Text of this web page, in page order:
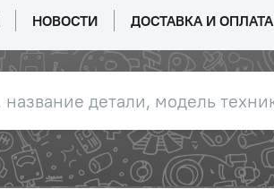
НОВОСТИ ДОСТАВКА И ОПЛАТА